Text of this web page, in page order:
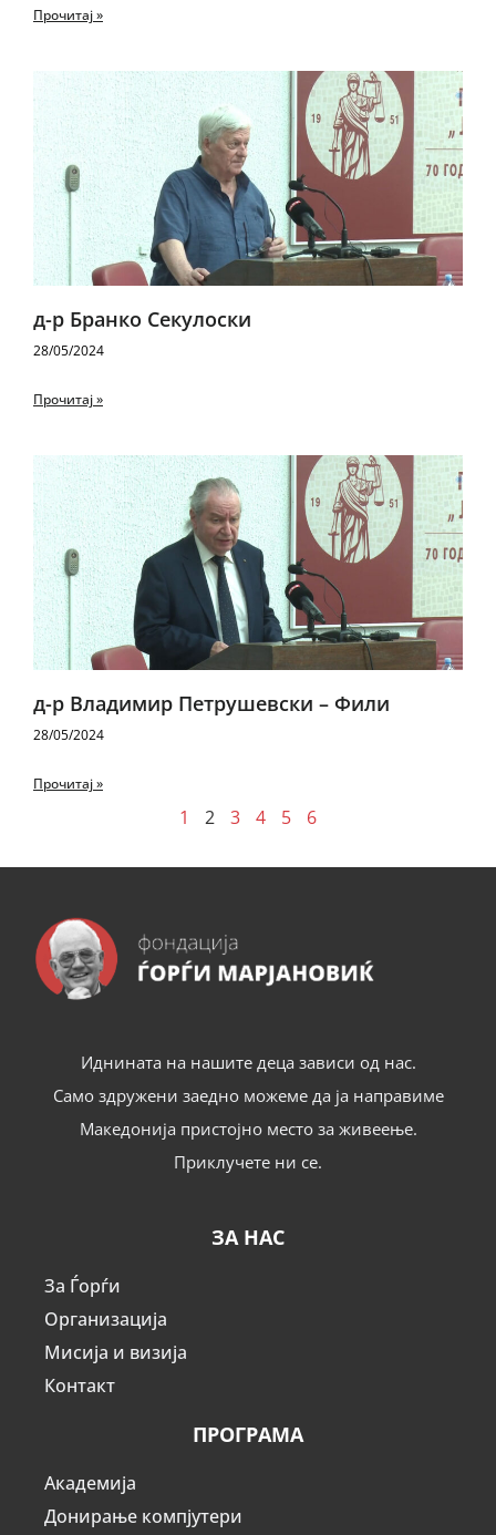
Прочитај »
д-р Бранко Секулоски
28/05/2024
Прочитај »
д-р Владимир Петрушевски – Фили
28/05/2024
Прочитај »
1 2 3 4 5 6
Иднината на нашите деца зависи од нас.
Само здружени заедно можеме да ја направиме
Македонија пристојно место за живеење.
Приклучете ни се.
ЗА НАС
За Ѓорѓи
Организација
Мисија и визија
Контакт
ПРОГРАМА
Академија
Донирање компјутери